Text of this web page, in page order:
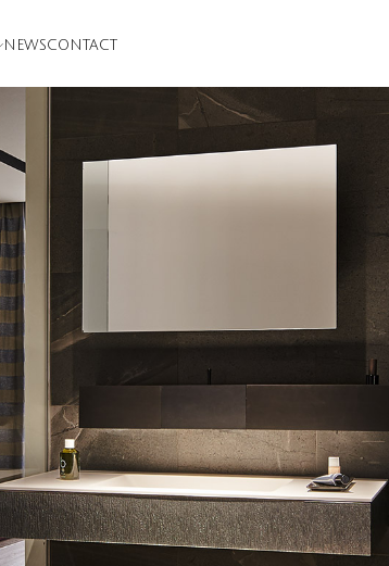
NEWSCONTACT